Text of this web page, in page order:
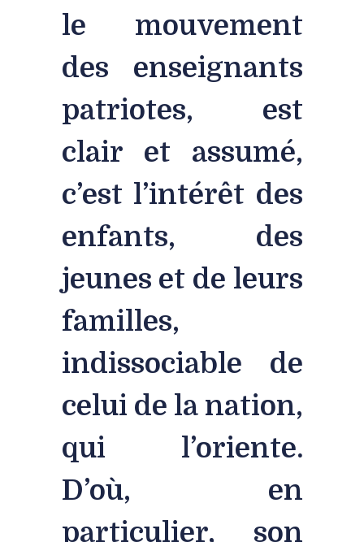
le mouvement
des enseignants
patriotes, est
clair et assumé,
c’est l’intérêt des
enfants, des
jeunes et de leurs
familles,
indissociable de
celui de la nation,
qui l’oriente.
D’où, en
particulier, son